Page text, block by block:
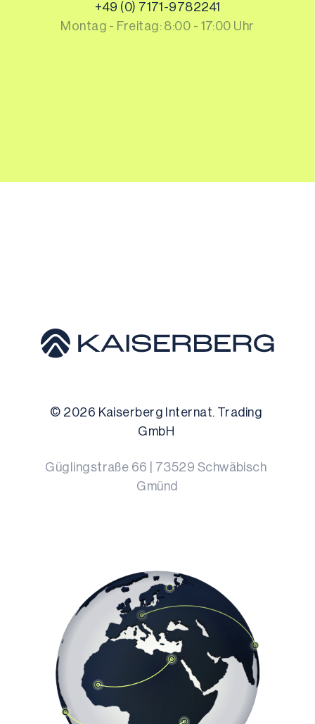
+49 (0) 7171-9782241
Montag - Freitag: 8:00 - 17:00 Uhr
© 2026 Kaiserberg Internat. Trading
GmbH
Güglingstraße 66 73529 Schwäbisch
Gmünd